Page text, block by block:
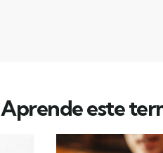
Aprende este